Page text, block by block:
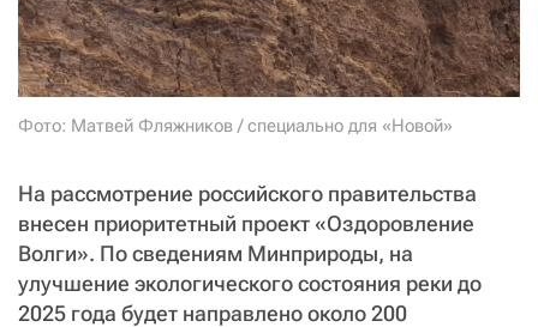
Фото: Матвей Фляжников / специально для «Новой»
На рассмотрение российского правительства
внесен приоритетный проект «Оздоровление
Волги». По сведениям Минприроды, на
улучшение экологического состояния реки до
2025 года будет направлено около 200